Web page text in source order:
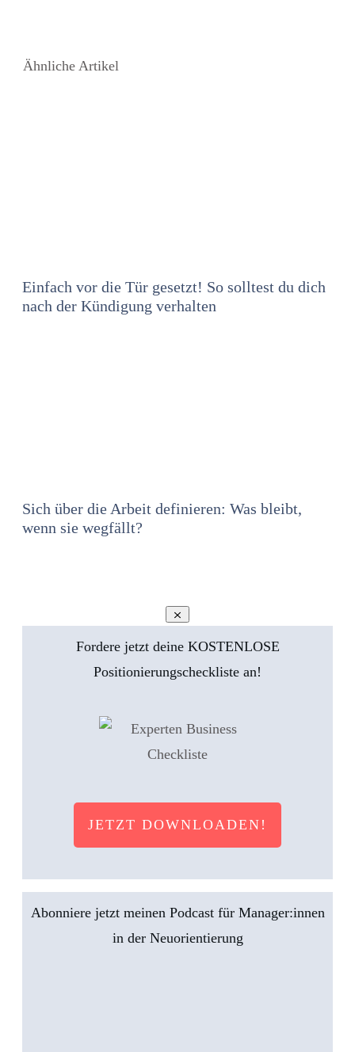
Ähnliche Artikel
Einfach vor die Tür gesetzt! So solltest du dich
nach der Kündigung verhalten
Sich über die Arbeit definieren: Was bleibt,
wenn sie wegfällt?
Fordere jetzt deine KOSTENLOSE
Positionierungscheckliste an!
JETZT DOWNLOADEN!
Abonniere jetzt meinen Podcast für Manager:innen
in der Neuorientierung